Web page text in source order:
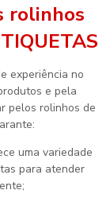
rolinhos
experiência no
e pela
pelos rolinhos de
para atender